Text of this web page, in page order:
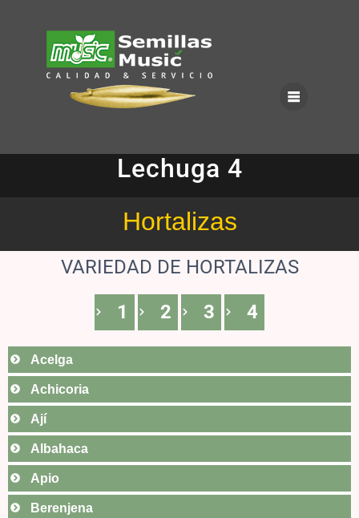
Lechuga 4
Hortalizas
VARIEDAD DE HORTALIZAS
1
2 3 4
Acelga
Achicoria
Ají
Albahaca
Apio
Berenjena